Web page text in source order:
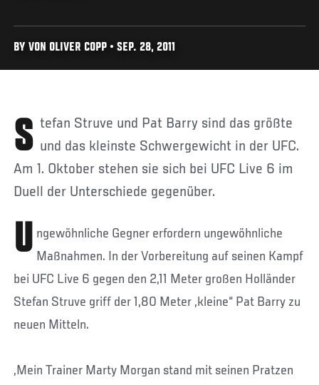
BY VON OLIVER COPP • SEP. 28, 2011
Stefan Struve und Pat Barry sind das größte und das kleinste Schwergewicht in der UFC.
Am 1. Oktober stehen sie sich bei UFC Live 6 im
Duell der Unterschiede gegenüber.
U ngewöhnliche Gegner erfordern ungewöhnliche
Maßnahmen. In der Vorbereitung auf seinen Kampf
bei UFC Live 6 gegen den 2,11 Meter großen Holländer
Stefan Struve griff der 1,80 Meter „kleine“ Pat Barry zu
neuen Mitteln.
„Mein Trainer Marty Morgan stand mit seinen Pratzen